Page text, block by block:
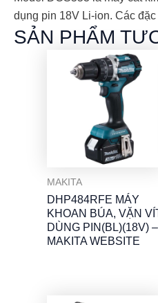
dụng pin 18V Li-ion. Các
SẢN PHẨM
MAKITA
DHP484RFE MÁY
KHOAN BÚA, VẶN
DÙNG PIN(BL)(18V) –
MAKITA WEBSITE